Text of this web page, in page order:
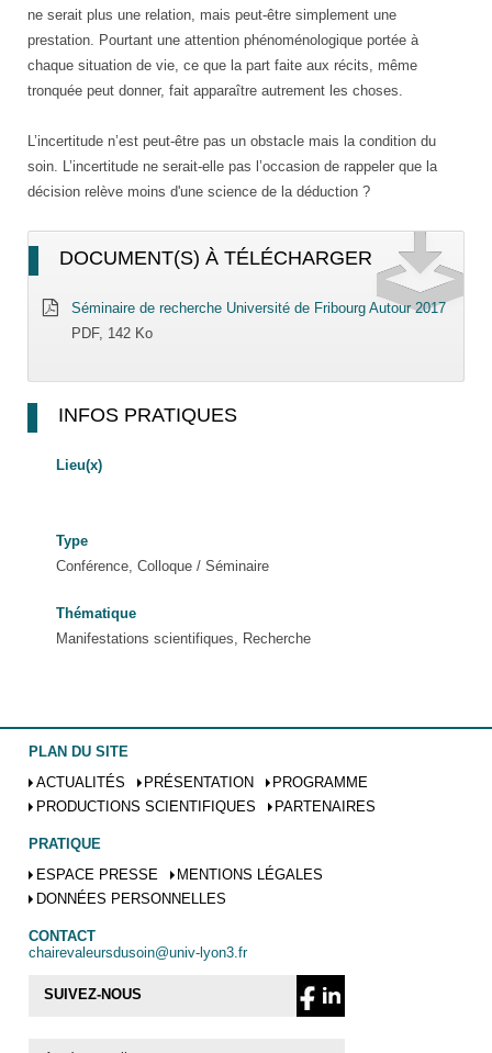
ne serait plus une relation, mais peut-être simplement une
prestation. Pourtant une attention phénoménologique portée à
chaque situation de vie, ce que la part faite aux récits, même
tronquée peut donner, fait apparaître autrement les choses.
L’incertitude n’est peut-être pas un obstacle mais la condition du
soin. L’incertitude ne serait-elle pas l’occasion de rappeler que la
décision relève moins d'une science de la déduction ?
DOCUMENT(S) À TÉLÉCHARGER
Séminaire de recherche Université de Fribourg Autour 2017
PDF, 142 Ko
INFOS PRATIQUES
Lieu(x)
Type
Conférence, Colloque / Séminaire
Thématique
Manifestations scientifiques, Recherche
PLAN DU SITE
ACTUALITÉS
PRÉSENTATION
PROGRAMME
PRODUCTIONS SCIENTIFIQUES
PARTENAIRES
PRATIQUE
ESPACE PRESSE
MENTIONS LÉGALES
DONNÉES PERSONNELLES
CONTACT
chairevaleursdusoin@univ-lyon3.fr
SUIVEZ-NOUS